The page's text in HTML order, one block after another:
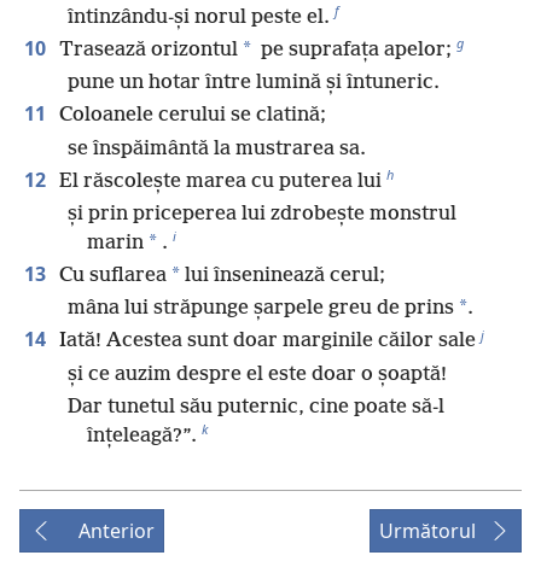
întinzându-și norul peste el. f
10 Trasează orizontul * pe suprafața apelor; g
pune un hotar între lumină și întuneric.
11
Coloanele cerului se clatină;
se înspăimântă la mustrarea sa.
12 El răscolește marea cu puterea lui h
și prin priceperea lui zdrobește monstrul
marin * . i
13 Cu suflarea * lui înseninează cerul;
mâna lui străpunge șarpele greu de prins *.
14 Iată! Acestea sunt doar marginile căilor sale j
și ce auzim despre el este doar o șoaptă!
Dar tunetul său puternic, cine poate să-l
înțeleagă?”. k
Anterior Următorul